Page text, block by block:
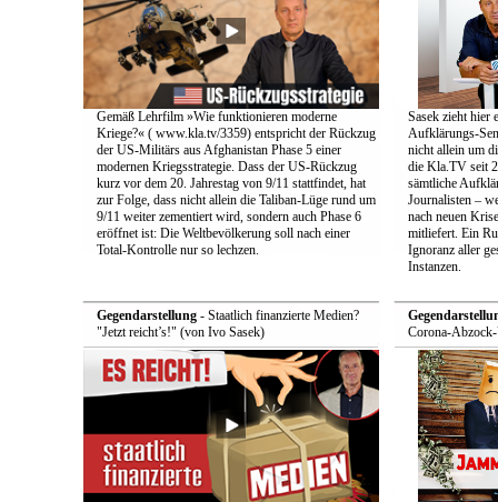
Gemäß Lehrfilm »Wie funktionieren moderne
Kriege?« ( www.kla.tv/3359) entspricht der Rückzug
der US-Militärs aus Afghanistan Phase 5 einer
modernen Kriegsstrategie. Dass der US-Rückzug
kurz vor dem 20. Jahrestag von 9/11 stattfindet, hat
zur Folge, dass nicht allein die Taliban-Lüge rund um
9/11 weiter zementiert wird, sondern auch Phase 6
eröffnet ist: Die Weltbevölkerung soll nach einer
Total-Kontrolle nur so lechzen.
Sasek zieht hier
Aufklärungs-
nicht allein um
die Kla.TV seit
sämtliche
Journalisten –
nach neuen
mitliefert. Ein
Ignoranz aller
Instanzen.
Gegendarstellung- Staatlich finanzierte Medien?
"Jetzt reicht’s!" (von Ivo Sasek)
Corona-